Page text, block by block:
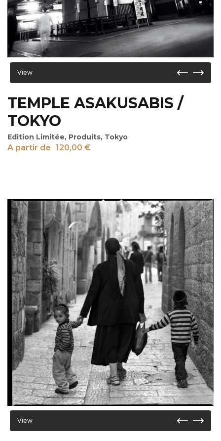
View
TEMPLE ASAKUSABIS /
TOKYO
Edition Limitée, Produits, Tokyo
A partir de 120,00 €
View